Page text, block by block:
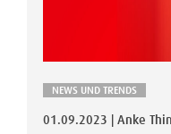
NEWS UND TRENDS
01.09.2023 | Anke